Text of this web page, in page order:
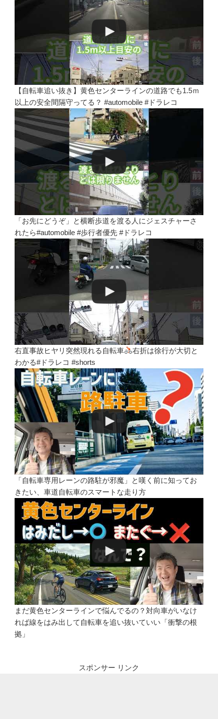
【自転車追い抜き】黄色センターラインの道路でも1.5ｍ
以上の安全間隔守ってる？ #automobile #ドラレコ
「お先にどうぞ」と横断歩道を渡る人にジェスチャーさ
れたら#automobile #歩行者優先 #ドラレコ
右直事故ヒヤリ突然現れる自転車
右折は徐行が大切と
わかる#ドラレコ #shorts
「自転車専用レーンの路駐が邪魔」と嘆く前に知ってお
きたい、車道自転車のスマートな走り方
まだ黄色センターラインで悩んでるの？対向車がいなけ
れば線をはみ出して自転車を追い抜いていい「衝撃の根
拠」
スポンサー リンク